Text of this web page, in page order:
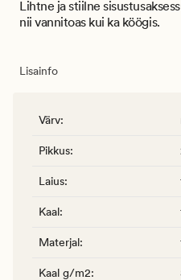
Lihtne ja stiilne
nii vannitoas kui ka köögis.
Lisainfo
Värv:
Pikkus:
Laius:
Kaal:
Materjal:
Kaal g/m2: